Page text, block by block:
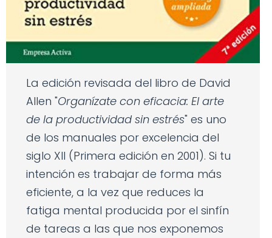
La edición revisada del libro de David
Allen "Organízate con eficacia: El arte
de la productividad sin estrés" es uno
de los manuales por excelencia del
siglo XII (Primera edición en 2001). Si tu
intención es trabajar de forma más
eficiente, a la vez que reduces la
fatiga mental producida por el sinfín
de tareas a las que nos exponemos